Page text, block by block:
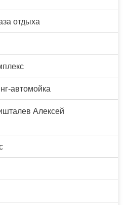
отдыха
автомойка
Алексей